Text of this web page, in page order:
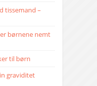
tissemand –
børnene nemt
til børn
graviditet